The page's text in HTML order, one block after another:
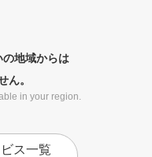
の地域からは
ん。
in your region.
ス一覧